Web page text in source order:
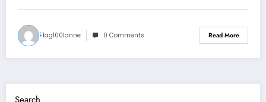
Flag100lanne 0 Comments Read More